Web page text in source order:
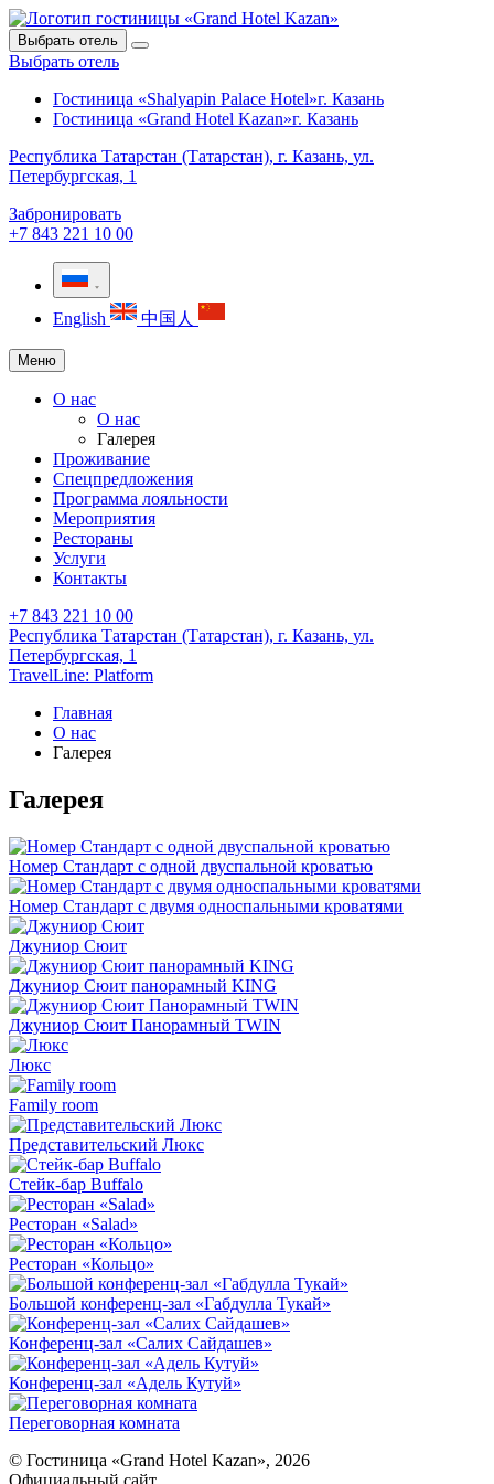
Выбрать отель
Выбрать отель
Гостиница «Shalyapin Palace Hotel»г. Казань
Гостиница «Grand Hotel Kazan»г. Казань
Республика Татарстан (Татарстан), г. Казань, ул.
Петербургская, 1
Забронировать
+7 843 221 10 00
English 中国人
Меню
О нас
О нас
Галерея
Проживание
Спецпредложения
Программа лояльности
Мероприятия
Рестораны
Услуги
Контакты
+7 843 221 10 00
Республика Татарстан (Татарстан), г. Казань, ул.
Петербургская, 1
TravelLine: Platform
Главная
О нас
Галерея
Галерея
Номер Стандарт с одной двуспальной кроватью
Номер Стандарт с двумя односпальными кроватями
Джуниор Сюит
Джуниор Сюит панорамный KING
Джуниор Сюит Панорамный TWIN
Люкс
Family room
Представительский Люкс
Стейк-бар Buffalo
Ресторан «Salad»
Ресторан «Кольцо»
Большой конференц-зал «Габдулла Тукай»
Конференц-зал «Салих Сайдашев»
Конференц-зал «Адель Кутуй»
Переговорная комната
© Гостиница «Grand Hotel Kazan», 2026
Официальный сайт.